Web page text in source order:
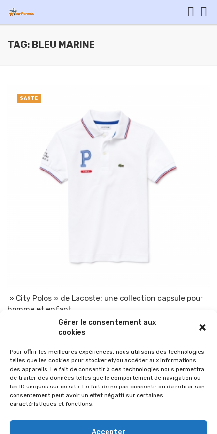
Gérer le consentement aux
cookies
Pour offrir les meilleures expériences, nous utilisons des technologies
telles que les cookies pour stocker et/ou accéder aux informations
des appareils. Le fait de consentir à ces technologies nous permettra
de traiter des données telles que le comportement de navigation ou
les ID uniques sur ce site. Le fait de ne pas consentir ou de retirer son
consentement peut avoir un effet négatif sur certaines
caractéristiques et fonctions.
Accepter
TAG: BLEU MARINE
» City Polos » de Lacoste: une collection capsule pour
homme et enfant
TOP-PARENTS 4 août 2015
SANTÉ